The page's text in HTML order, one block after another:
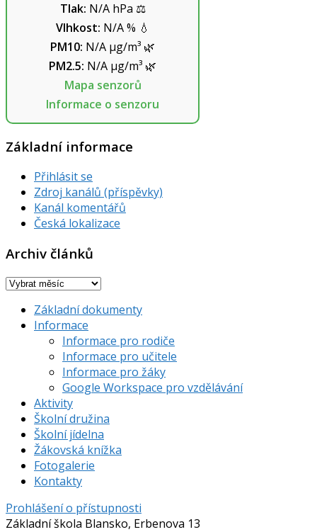
Tlak: N/AhPa ⚖️
Vlhkost: N/A% 💧
PM10: N/A µg/m³ 🌿
PM2.5: N/A µg/m³ 🌿
Mapa senzorů
Informace o senzoru
Základní informace
Přihlásit se
Zdroj kanálů (příspěvky)
Kanál komentářů
Česká lokalizace
Archiv článků
Archiv
Základní dokumenty
Informace
Informace pro rodiče
Informace pro učitele
Informace pro žáky
Google Workspace pro vzdělávání
Aktivity
Školní družina
Školní jídelna
Žákovská knížka
Fotogalerie
Kontakty
Prohlášení o přístupnosti
Základní škola Blansko, Erbenova 13